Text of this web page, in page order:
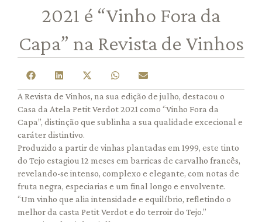
2021 é “Vinho Fora da
Capa” na Revista de Vinhos
A Revista de Vinhos, na sua edição de julho, destacou o
Casa da Atela Petit Verdot 2021 como “Vinho Fora da
Capa”, distinção que sublinha a sua qualidade excecional e
caráter distintivo.
Produzido a partir de vinhas plantadas em 1999, este tinto
do Tejo estagiou 12 meses em barricas de carvalho francês,
revelando-se intenso, complexo e elegante, com notas de
fruta negra, especiarias e um final longo e envolvente.
“Um vinho que alia intensidade e equilíbrio, refletindo o
melhor da casta Petit Verdot e do terroir do Tejo.”